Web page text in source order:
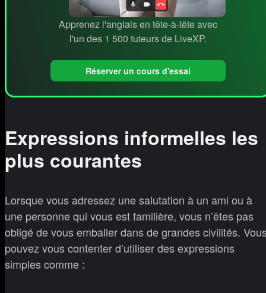
Apprenez l'anglais en tête-à-tête avec
l'un des 1 500 tuteurs de LiveXP.
Réserver un cours d'essai
Expressions informelles les
plus courantes
Lorsque vous adressez une salutation à un ami ou à
une personne qui vous est familière, vous n’êtes pas
obligé de vous emballer dans de grandes civilités.
pouvez vous contenter d’utiliser des expressions
simples comme :